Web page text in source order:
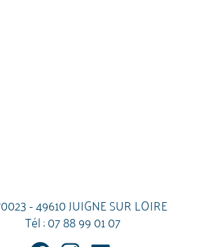
- 49610 JUIGNE SUR LOIRE
Tél :07 88 99 01 07